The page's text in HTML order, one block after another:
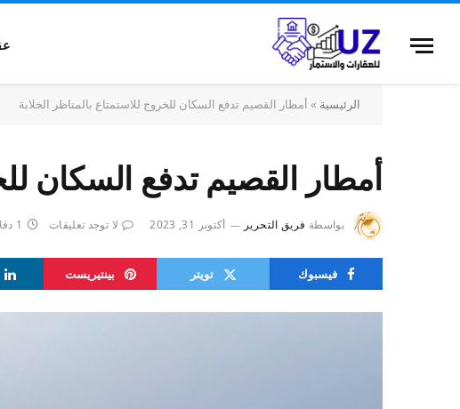
الرئيسية » أمطار القصيم تدفع السكان للخروج للاستمتاع بالمناظر الخلابة
أمطار القصيم تدفع السكان
بواسطة فريق التحرير أكتوبر 31, 2023 لا توجد تعليقات 1 دقائق
فيسبوك تويتر بينتيريست